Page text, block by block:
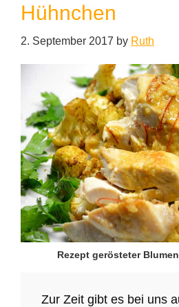
Hühnchen
2. September 2017 by Ruth
Rezept gerösteter
Zur Zeit gibt es bei uns